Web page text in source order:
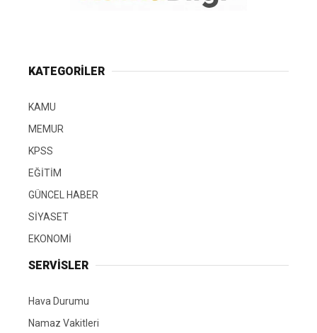
KATEGORİLER
KAMU
MEMUR
KPSS
EĞİTİM
GÜNCEL HABER
SİYASET
EKONOMİ
SERVİSLER
Hava Durumu
Namaz Vakitleri